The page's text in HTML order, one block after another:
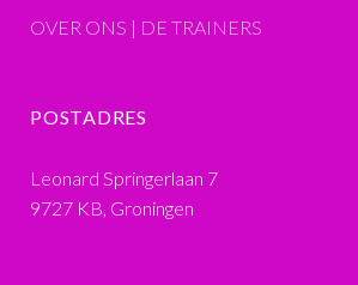
OVER ONS | DE TRAINERS
POSTADRES
Leonard Springerlaan 7
9727 KB, Groningen